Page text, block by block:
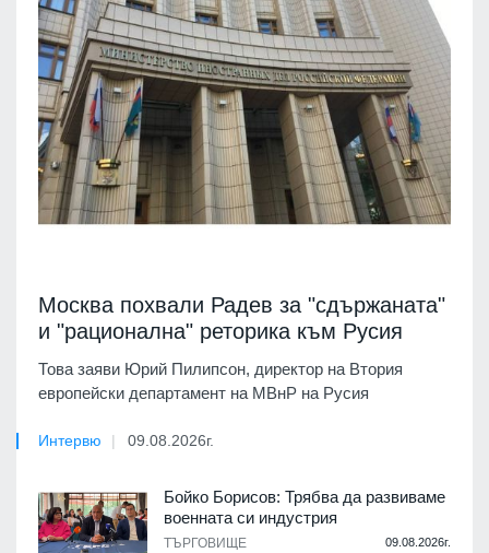
Москва похвали Радев за "сдържаната"
и "рационална" реторика към Русия
Това заяви Юрий Пилипсон, директор на Втория
европейски департамент на МВнР на Русия
Интервю 09.08.2026г.
Бойко Борисов: Трябва да развиваме
военната си индустрия
ТЪРГОВИЩЕ 09.08.2026г.